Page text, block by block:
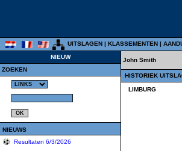
UITSLAGEN | KLASSEMENTEN |
NIEUW
ZOEKEN
NIEUWS
Resultaten 6/3/2026
John Smith
HISTORIEK
LIMBURG